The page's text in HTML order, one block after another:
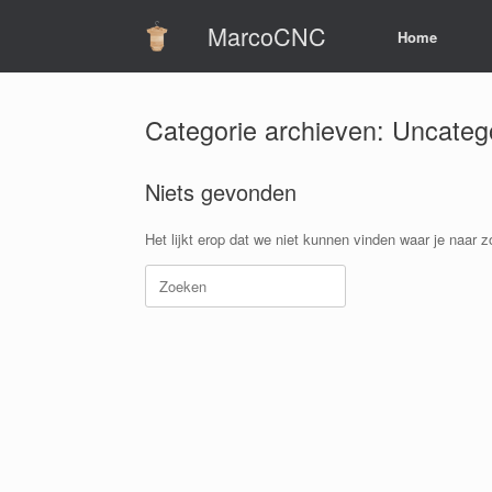
inhoud
MarcoCNC Home
Categorie archieven:
Niets gevonden
Het lijkt erop dat we niet kunnen vinden waar je naar
Zoeken
naar: